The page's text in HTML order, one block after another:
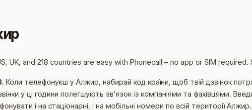
UK, and 218 countries are easy with Phonecall – no app or SIM required.
. Коли телефонуєш у Алжир, набирай код країни, щоб твій дзвінок
у ці години полегшують звʼязок із компаніями та фахівцями.
і на стаціонарні, і на мобільні номери по всій території Алжир.